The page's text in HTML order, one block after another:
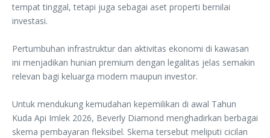
tempat tinggal, tetapi juga sebagai aset properti bernilai
investasi.
‎Pertumbuhan infrastruktur dan aktivitas ekonomi di kawasan
ini menjadikan hunian premium ‎dengan legalitas jelas semakin
relevan bagi keluarga modern maupun investor.
‎Untuk mendukung kemudahan kepemilikan di awal Tahun
Kuda Api Imlek 2026, Beverly ‎Diamond menghadirkan berbagai
skema pembayaran fleksibel. Skema tersebut meliputi ‎cicilan